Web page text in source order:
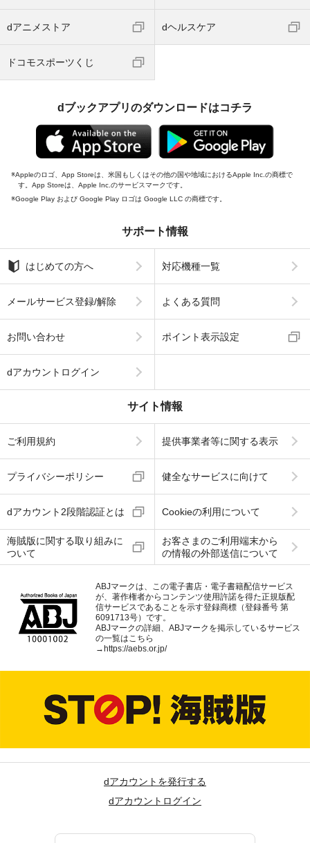
dアニメストア dヘルスケア
ドコモスポーツくじ
dブックアプリのダウンロードはコチラ
Appleのロゴ、App Storeは、米国もしくはその他の国や地域におけるApple Inc.の商標で
す。App Storeは、Apple Inc.のサービスマークです。
Google Play および Google Play ロゴは Google LLC の商標です。
サポート情報
はじめての方へ 対応機種一覧
メールサービス登録/解除 よくある質問
お問い合わせ ポイント表示設定
dアカウントログイン
サイト情報
ご利用規約 提供事業者等に関する表示
プライバシーポリシー 健全なサービスに向けて
dアカウント2段階認証とは Cookieの利用について
海賊版に関する取り組みに
ついて
お客さまのご利用端末から
の情報の外部送信について
ABJマークは、この電子書店・電子書籍配信サービス
が、著作権者からコンテンツ使用許諾を得た正規版配
信サービスであることを示す登録商標（登録番号 第
6091713号）です。
ABJマークの詳細、ABJマークを掲示しているサービス
の一覧はこちら
→ https://aebs.or.jp/
dアカウントを発行する
dアカウントログイン